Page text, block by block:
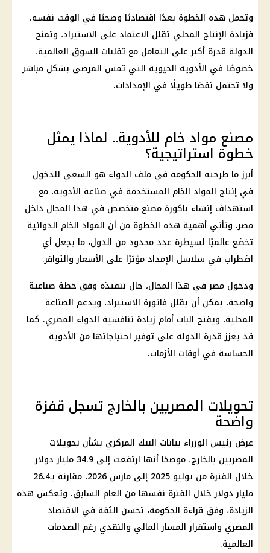
وتحمل هذه الخطوة بعدًا اقتصاديًا وصحيًا في الوقت نفسه.
فزيادة الإنتاج المحلي تقلل الاعتماد على الاستيراد، وتمنح
الدولة قدرة أكبر على التعامل مع تقلبات السوق العالمية،
خصوصًا في الأدوية الحيوية التي تمس المرضى بشكل مباشر
ولا تحتمل نقصًا طويلًا في الإمدادات.
مصنع مواد خام للأدوية.. لماذا يمثل
خطوة استراتيجية؟
أبرز ما طرحته الحكومة في ملف الدواء هو السعي للدخول
في إنتاج المواد الخام المستخدمة في صناعة الأدوية، مع
استهداف إنشاء باكورة مصنع متخصص في هذا المجال داخل
مصر. وتأتي أهمية هذه الخطوة من أن المواد الخام الدوائية
تخضع عالميًا لسيطرة عدد محدود من الدول، ما يجعل أي
اضطراب في سلاسل الإمداد مؤثرًا على الأسعار والتوافر.
ودخول مصر في هذا المجال، حال تنفيذه وفق خطة صناعية
واضحة، يمكن أن يقلل فاتورة الاستيراد، ويدعم الصناعة
المحلية، ويفتح الباب أمام زيادة تنافسية الدواء المصري. كما
قد يعزز قدرة الدولة على توفير احتياجاتها من الأدوية
الحساسة في أوقات الأزمات.
تحويلات المصريين بالخارج تسجل قفزة
واضحة
عرض رئيس الوزراء بيانات البنك المركزي بشأن تحويلات
المصريين بالخارج، موضحًا أنها ارتفعت إلى 34.9 مليار دولار
خلال الفترة من يوليو 2025 إلى مارس 2026، مقارنة بـ26.4
مليار دولار خلال الفترة نفسها من العام السابق. وتعكس هذه
الزيادة، وفق قراءة الحكومة، تحسن الثقة في الاقتصاد
المصري واستقرار المسار المالي والنقدي رغم الصدمات
العالمية.